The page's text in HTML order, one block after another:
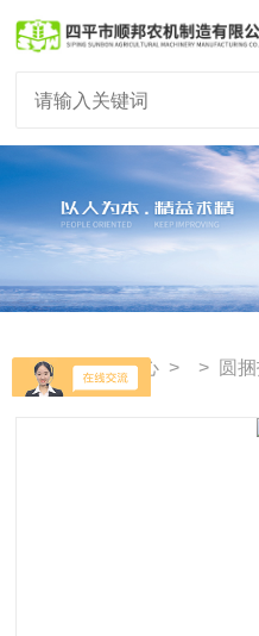
首页 >产品中心 > > 圆